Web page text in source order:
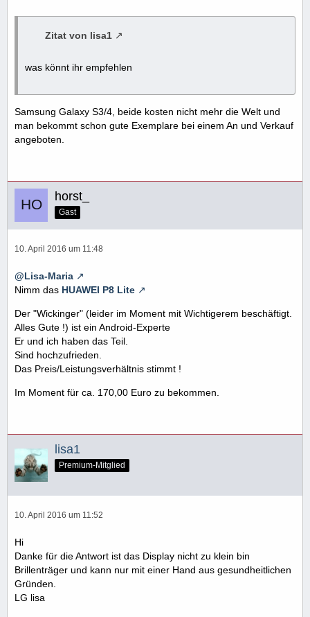
Zitat von lisa1
was könnt ihr empfehlen
Samsung Galaxy S3/4, beide kosten nicht mehr die Welt und
man bekommt schon gute Exemplare bei einem An und Verkauf
angeboten.
horst_
Gast
10. April 2016 um 11:48
@Lisa-Maria
Nimm das HUAWEI P8 Lite
Der "Wickinger" (leider im Moment mit Wichtigerem beschäftigt.
Alles Gute !) ist ein Android-Experte
Er und ich haben das Teil.
Sind hochzufrieden.
Das Preis/Leistungsverhältnis stimmt !
Im Moment für ca. 170,00 Euro zu bekommen.
lisa1
Premium-Mitglied
10. April 2016 um 11:52
Hi
Danke für die Antwort ist das Display nicht zu klein bin
Brillenträger und kann nur mit einer Hand aus gesundheitlichen
Gründen.
LG lisa